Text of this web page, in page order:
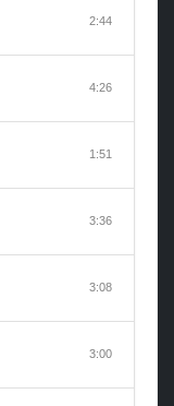
2:44
4:26
1:51
3:36
3:08
3:00